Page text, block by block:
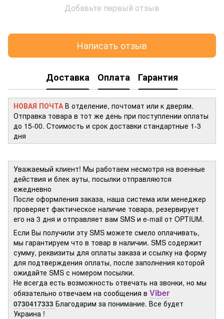
Добавьте первый отзыв
Написать отзыв
Доставка Оплата Гарантия
НОВАЯ ПОЧТА В отделение, почтомат или к дверям.
Отправка товара в тот же день при поступлении оплаты
до 15-00. Стоимость и срок доставки стандартные 1-3
дня
Уважаемый клиент! Мы работаем несмотря на военные
действия и блек ауты, посылки отправляются
ежедневно
После оформления заказа, наша система или менеджер
проверяет фактическое наличие товара, резервирует
его на 3 дня и отправляет вам SMS и e-mail от OPTIUM.
Если Вы получили эту SMS можете смело оплачивать,
мы гарантируем что в товар в наличии. SMS содержит
сумму, реквизиты для оплаты заказа и ссылку на форму
для подтверждения оплаты, после заполнения которой
ожидайте SMS с номером посылки.
Не всегда есть возможность отвечать на звонки, но мы
обязательно отвечаем на сообщения в Viber
0730417333 Благодарим за понимание. Все будет
Украина !